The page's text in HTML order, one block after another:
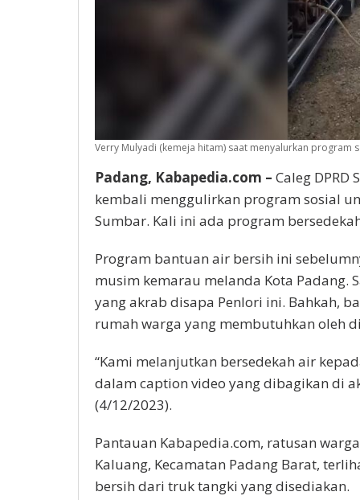
Verry Mulyadi (kemeja hitam) saat menyalurkan program
Padang, Kabapedia.com – Caleg
kembali menggulirkan program sosial
Sumbar. Kali ini ada program
Program bantuan air bersih ini
musim kemarau melanda Kota
yang akrab disapa Penlori ini. Bahkah,
rumah warga yang membutuhkan oleh
“Kami melanjutkan bersedekah air
dalam caption video yang dibagikan di
(4/12/2023).
Pantauan Kabapedia.com, ratusan
Kaluang, Kecamatan Padang Barat,
bersih dari truk tangki yang disediakan.